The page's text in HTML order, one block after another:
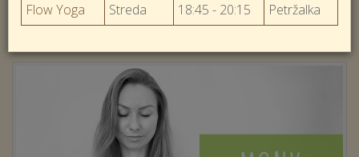
Flow Yoga
Streda 18:45 - 20:15 Petržalka